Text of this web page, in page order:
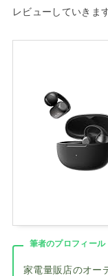
レビューしていきます
筆者のプロフィール
家電量販店のオー